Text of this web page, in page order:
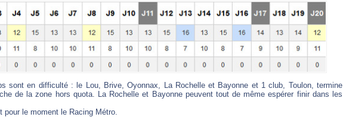
sont en difficulté : le Lou, Brive, Oyonnax, La Rochelle et Bayonne et 1 club, Toulon, termine
de la zone hors quota. La Rochelle et Bayonne peuvent tout de même espérer finir dans les
pour le moment le Racing Métro.